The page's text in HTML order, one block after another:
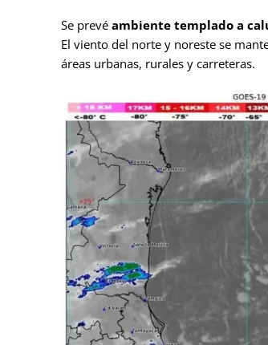
Se prevé ambiente templado a
El viento del norte y noreste se
áreas urbanas, rurales y carreteras.